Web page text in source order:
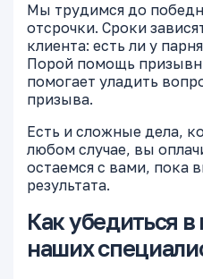
Мы трудимся до
отсрочки. Сроки
клиента: есть ли у
Порой помощь
помогает уладить
призыва.
Есть и сложные дела,
любом случае, вы
остаемся с вами, пока
результата.
Как убедиться
наших